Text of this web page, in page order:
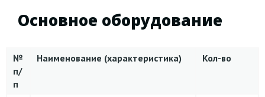
Основное оборудование
№
п/
п
Наименование (характеристика) Кол-во